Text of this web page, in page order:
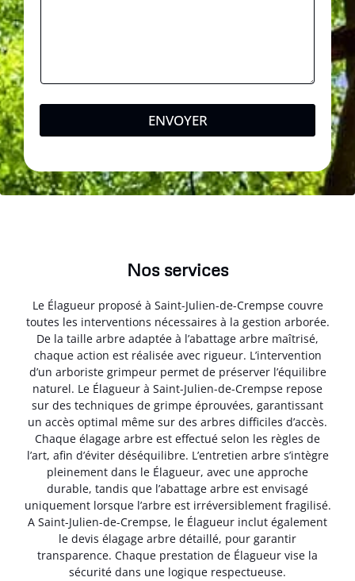
ENVOYER
Nos services
Le Élagueur proposé à Saint-Julien-de-Crempse couvre
toutes les interventions nécessaires à la gestion arborée.
De la taille arbre adaptée à l’abattage arbre maîtrisé,
chaque action est réalisée avec rigueur. L’intervention
d’un arboriste grimpeur permet de préserver l’équilibre
naturel. Le Élagueur à Saint-Julien-de-Crempse repose
sur des techniques de grimpe éprouvées, garantissant
un accès optimal même sur des arbres difficiles d’accès.
Chaque élagage arbre est effectué selon les règles de
l’art, afin d’éviter déséquilibre. L’entretien arbre s’intègre
pleinement dans le Élagueur, avec une approche
durable, tandis que l’abattage arbre est envisagé
uniquement lorsque l’arbre est irréversible­ment fragilisé.
A Saint-Julien-de-Crempse, le Élagueur inclut également
le devis élagage arbre détaillé, pour garantir
transparence. Chaque prestation de Élagueur vise la
sécurité dans une logique respectueuse.